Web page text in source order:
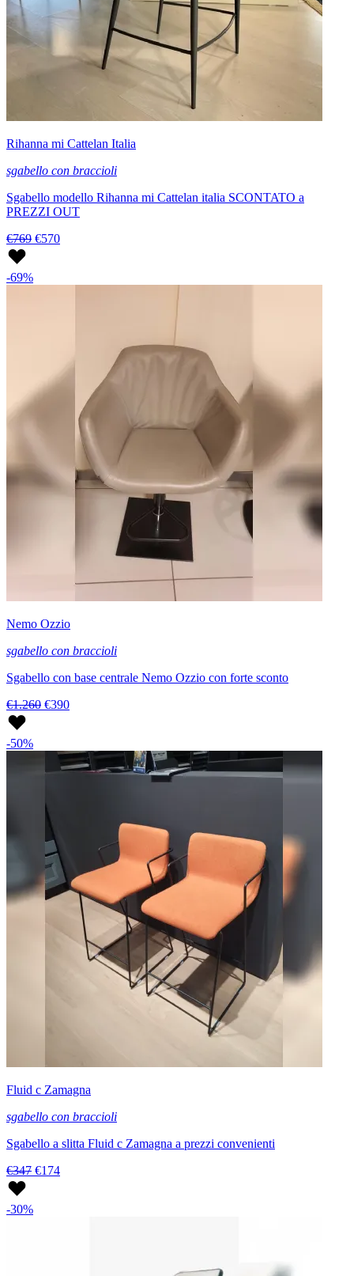
Rihanna mi Cattelan Italia
sgabello con braccioli
Sgabello modello Rihanna mi Cattelan italia SCONTATO a
PREZZI OUT
€769 €570
-69%
Nemo Ozzio
sgabello con braccioli
Sgabello con base centrale Nemo Ozzio con forte sconto
€1.260 €390
-50%
Fluid c Zamagna
sgabello con braccioli
Sgabello a slitta Fluid c Zamagna a prezzi convenienti
€347 €174
-30%